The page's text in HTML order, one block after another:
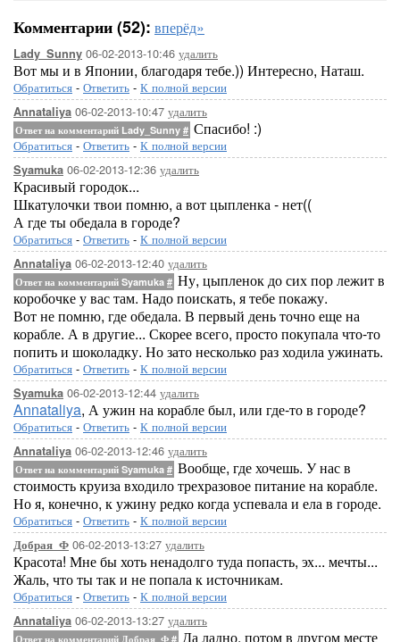
Комментарии (52): вперёд»
Lady_Sunny 06-02-2013-10:46 удалить
Вот мы и в Японии, благодаря тебе.)) Интересно, Наташ.
Обратиться - Ответить - К полной версии
Annataliya 06-02-2013-10:47 удалить
Ответ на комментарий Lady_Sunny # Спасибо! :)
Обратиться - Ответить - К полной версии
Syamuka 06-02-2013-12:36 удалить
Красивый городок...
Шкатулочки твои помню, а вот цыпленка - нет((
А где ты обедала в городе?
Обратиться - Ответить - К полной версии
Annataliya 06-02-2013-12:40 удалить
Ответ на комментарий Syamuka # Ну, цыпленок до сих пор лежит в
коробочке у вас там. Надо поискать, я тебе покажу.
Вот не помню, где обедала. В первый день точно еще на
корабле. А в другие... Скорее всего, просто покупала что-то
попить и шоколадку. Но зато несколько раз ходила ужинать.
Обратиться - Ответить - К полной версии
Syamuka 06-02-2013-12:44 удалить
Annataliya, А ужин на корабле был, или где-то в городе?
Обратиться - Ответить - К полной версии
Annataliya 06-02-2013-12:46 удалить
Ответ на комментарий Syamuka # Вообще, где хочешь. У нас в
стоимость круиза входило трехразовое питание на корабле.
Но я, конечно, к ужину редко когда успевала и ела в городе.
Обратиться - Ответить - К полной версии
Добрая_Ф 06-02-2013-13:27 удалить
Красота! Мне бы хоть ненадолго туда попасть, эх... мечты...
Жаль, что ты так и не попала к источникам.
Обратиться - Ответить - К полной версии
Annataliya 06-02-2013-13:27 удалить
Ответ на комментарий Добрая_Ф # Да ладно, потом в другом месте